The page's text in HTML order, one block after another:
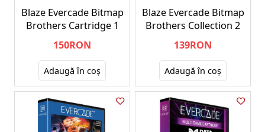
Blaze Evercade Bitmap
Brothers Cartridge 1
150RON
Adaugă în coş
Blaze Evercade Bitmap
Brothers Collection 2
139RON
Adaugă în coş